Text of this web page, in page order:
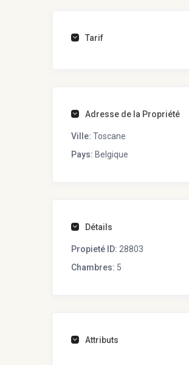
Tarif
Adresse de la Propriété
Ville: Toscane
Pays: Belgique
Détails
Propieté ID: 28803
Chambres: 5
Attributs